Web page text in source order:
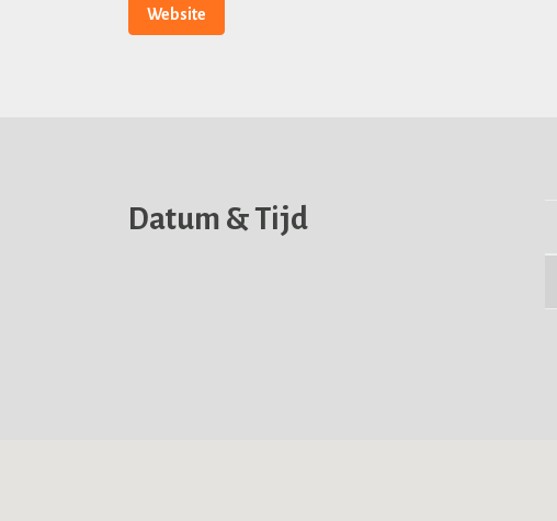
Website
Datum & Tijd